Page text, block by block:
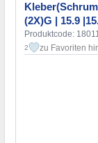
(2X)G | 15.9
Produktcode:
2 zu Favoriten